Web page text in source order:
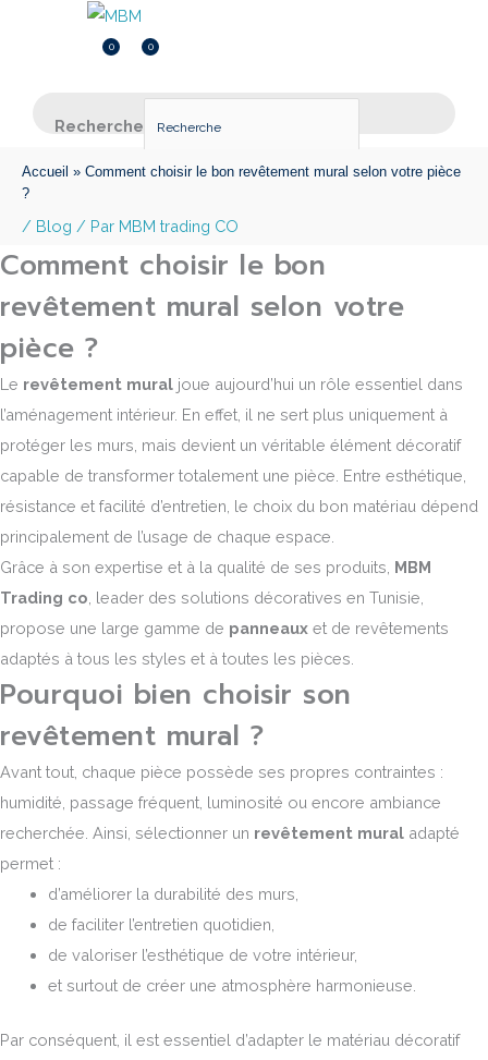
Inscription0 0
0.000
Recherche
×
Accueil » Comment choisir le bon revêtement mural selon votre pièce
?
/ Blog / Par MBM trading CO
Comment choisir le bon
revêtement mural selon votre
pièce ?
Le revêtement mural joue aujourd’hui un rôle essentiel dans
l’aménagement intérieur. En effet, il ne sert plus uniquement à
protéger les murs, mais devient un véritable élément décoratif
capable de transformer totalement une pièce. Entre esthétique,
résistance et facilité d’entretien, le choix du bon matériau dépend
principalement de l’usage de chaque espace.
Grâce à son expertise et à la qualité de ses produits, MBM
Trading co , leader des solutions décoratives en Tunisie,
propose une large gamme de panneaux et de revêtements
adaptés à tous les styles et à toutes les pièces.
Pourquoi bien choisir son
revêtement mural ?
Avant tout, chaque pièce possède ses propres contraintes :
humidité, passage fréquent, luminosité ou encore ambiance
recherchée. Ainsi, sélectionner un revêtement mural adapté
permet :
d’améliorer la durabilité des murs,
de faciliter l’entretien quotidien,
de valoriser l’esthétique de votre intérieur,
et surtout de créer une atmosphère harmonieuse.
Par conséquent, il est essentiel d’adapter le matériau décoratif